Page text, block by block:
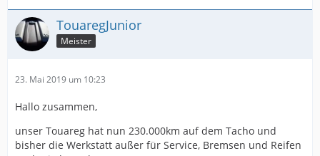
TouaregJunior
Meister
23. Mai 2019 um 10:23
Hallo zusammen,
unser Touareg hat nun 230.000km auf dem Tacho und
bisher die Werkstatt außer für Service, Bremsen und Reifen